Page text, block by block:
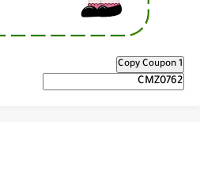
Copy Coupon 1